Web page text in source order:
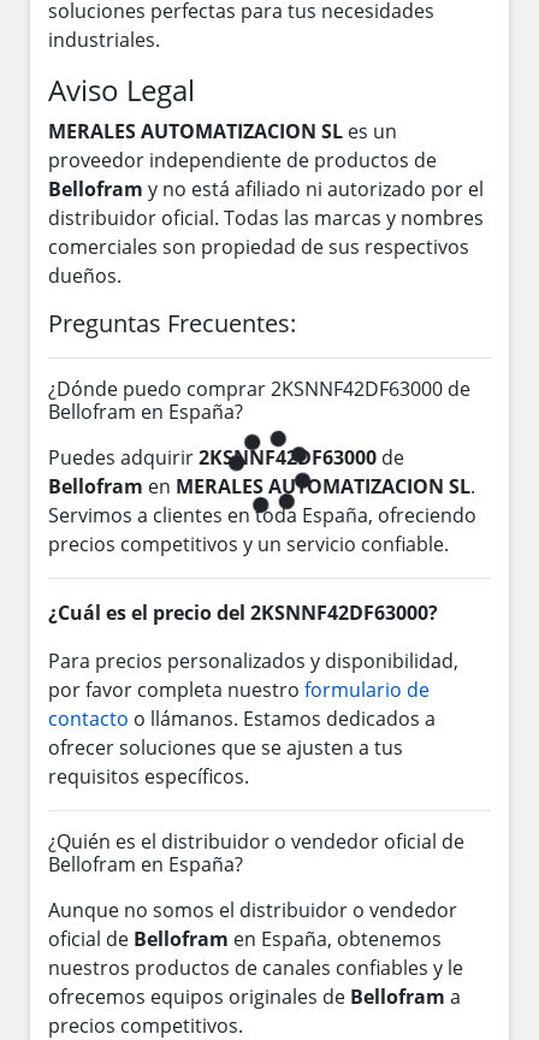
soluciones perfectas para tus necesidades
industriales.
Aviso Legal
MERALES AUTOMATIZACION SL es un
proveedor independiente de productos de
Bellofram y no está afiliado ni autorizado por el
distribuidor oficial. Todas las marcas y nombres
comerciales son propiedad de sus respectivos
dueños.
Preguntas Frecuentes:
¿Dónde puedo comprar 2KSNNF42DF63000 de
Bellofram en España?
Puedes adquirir2KSNNF42DF63000 de
Bellofram en MERALES AUTOMATIZACION SL.
Servimos a clientes en toda España, ofreciendo
precios competitivos y un servicio confiable.
¿Cuál es el precio del 2KSNNF42DF63000?
Para precios personalizados y disponibilidad,
por favor completa nuestro formulario de
contacto o llámanos. Estamos dedicados a
ofrecer soluciones que se ajusten a tus
requisitos específicos.
¿Quién es el distribuidor o vendedor oficial de
Bellofram en España?
Aunque no somos el distribuidor o vendedor
oficial de Bellofram en España, obtenemos
nuestros productos de canales confiables y le
ofrecemos equipos originales de Bellofram a
precios competitivos.